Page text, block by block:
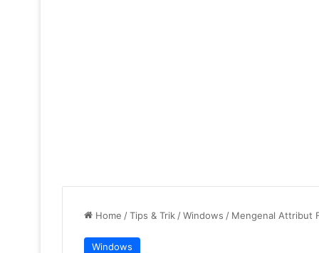
Home /Tips & Trik /Windows / Mengenal Attribut
Windows